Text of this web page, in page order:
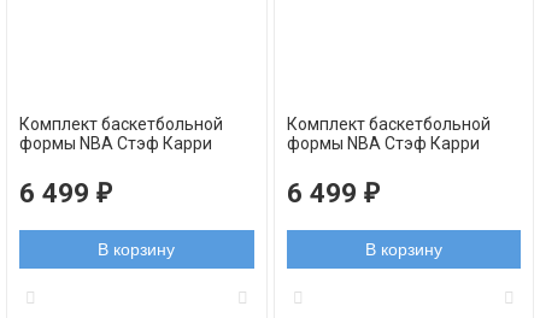
Комплект баскетбольной
формы NBA Стэф Карри
желтый
6 499 ₽
В корзину
Комплект баскетбольной
формы NBA Стэф Карри
синий
6 499 ₽
В корзину